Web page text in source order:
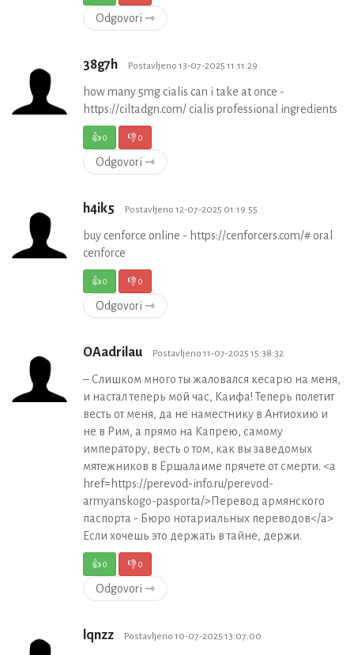
Odgovori ⇾
38g7h Postavljeno 13-07-2025 11:11:29
how many 5mg cialis can i take at once -
https://ciltadgn.com/ cialis professional ingredients
👍0 👎0
Odgovori ⇾
h4ik5 Postavljeno 12-07-2025 01:19:55
buy cenforce online - https://cenforcers.com/# oral
cenforce
👍0 👎0
Odgovori ⇾
OAadrilau Postavljeno 11-07-2025 15:38:32
– Слишком много ты жаловался кесарю на меня,
и настал теперь мой час, Каифа! Теперь полетит
весть от меня, да не наместнику в Антиохию и
не в Рим, а прямо на Капрею, самому
императору, весть о том, как вы заведомых
мятежников в Ершалаиме прячете от смерти. <a
href=https://perevod-info.ru/perevod-
armyanskogo-pasporta/>Перевод армянского
паспорта - Бюро нотариальных переводов</a>
Если хочешь это держать в тайне, держи.
👍0 👎0
Odgovori ⇾
lqnzz Postavljeno 10-07-2025 13:07:00